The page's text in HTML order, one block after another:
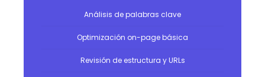
Análisis de palabras clave
Optimización on-page básica
Revisión de estructura y URLs